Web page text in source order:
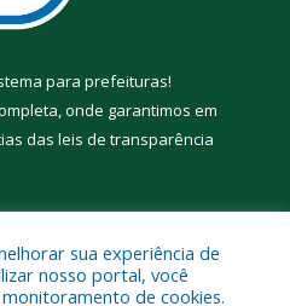
para prefeituras!
onde garantimos em
das leis de transparência
sua experiência de
nosso portal, você
de cookies.